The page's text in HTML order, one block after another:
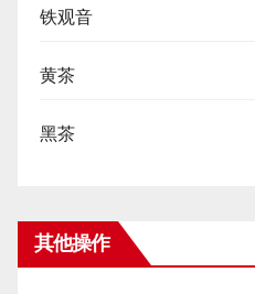
铁观音
黄茶
黑茶
其他操作